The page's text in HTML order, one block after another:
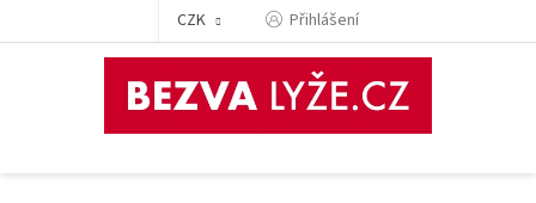
CZK Přihlášení